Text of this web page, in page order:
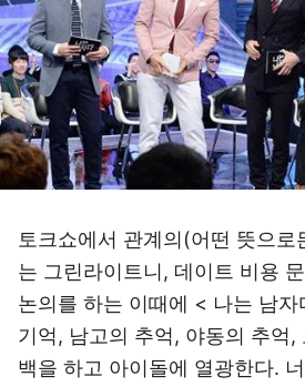
토크쇼에서 관계의(어떤 뜻으로
는 그린라이트니, 데이트 비용
논의를 하는 이때에 < 나는 남자
기억, 남고의 추억, 야동의 추억,
백을 하고 아이돌에 열광한다.